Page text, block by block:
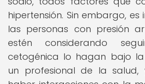
hipertensión. Sin embargo,
las personas con presión
estén considerando
cetogénica lo hagan bajo la
un profesional de la salud,